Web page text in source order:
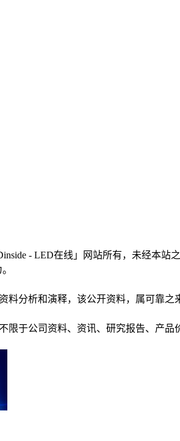
- LED在线」网站所有，未经本
料分析和演释，该公开资料，属可靠
限于公司资料、资讯、研究报告、产